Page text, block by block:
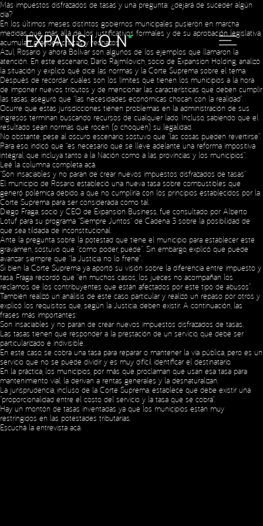
Más impuestos disfrazados de tasas y una pregunta: ¿dejará de suceder algún
día?
En los últimos meses distintos gobiernos municipales pusieron en marcha
medidas que, más allá de los justificativos formales y de su aprobación legislativa,
acumulan grandes críticas y rechazos.
Azul, Rosario y ahora Bolívar son algunos de los ejemplos que llamaron la
atención. En este escenario, Darío Rajmilovich, socio de Expansion Holding, analizó
la situación y explicó qué dice las normas y la Corte Suprema sobre el tema.
Después de recordar cuáles son los límites que tienen los municipios a la hora
de imponer nuevos tributos y de mencionar las características que deben cumplir
las tasas, aseguró que “las necesidades económicas chocan con la realidad”.
Ocurre que estas jurisdicciones tienen problemas en la administración de sus
ingresos terminan buscando recursos de cualquier lado. Incluso, sabiendo que el
resultado sean normas que rocen (o choquen) su legalidad.
No obstante, pese al oscuro escenario, sostuvo que “las cosas pueden revertirse”.
Para eso, indicó que “es necesario que se lleve adelante una reforma impositiva
integral, que incluya tanto a la Nación como a las provincias y los municipios”.
Leé la columna completa acá
“Son insaciables y no paran de crear nuevos impuestos disfrazados de tasas”
El municipio de Rosario estableció una nueva tasa sobre combustibles que
generó polémica debido a que no cumpliría con los principios establecidos por la
Corte Suprema para ser considerada como tal.
Diego Fraga, socio y CEO de Expansion Business, fue consultado por Alberto
Lotuf para su programa “Siempre Juntos” de Cadena 3 sobre la posibilidad de
que sea tildada de inconstitucional.
Ante la pregunta sobre la potestad que tiene el municipio para establecer este
gravamen, sostuvo que “como poder, puede”. Sin embargo, explicó que puede
avanzar siempre que “la Justicia no lo frene”.
Si bien la Corte Suprema ya aportó su visión sobre la diferencia entre impuesto y
tasa, Fraga recordó que “en muchos casos, los jueces no acompañan los
reclamos de los contribuyentes que están afectados por este tipo de abusos”.
También realizó un análisis de este caso particular y realizó un repaso por otros y
explicó los requisitos que, según la Justicia, deben existir. A continuación, las
frases más importantes:
Son insaciables y no paran de crear nuevos impuestos disfrazados de tasas.
Las tasas tienen que responder a la prestación de un servicio, que debe ser
particularizado e indivisible.
En este caso, se cobra una tasa para reparar o mantener la vía pública, pero es un
servicio que no se puede dividir y es muy difícil identificar el destinatario.
En la práctica, los municipios, por más que proclaman que usan esa tasa para
mantenimiento vial, la derivan a rentas generales y la desnaturalizan.
La jurisprudencia, incluso de la Corte Suprema, establece que debe existir una
“proporcionalidad entre el costo del servicio y la tasa que se cobra”.
Hay un montón de tasas inventadas ya que los municipios están muy
restringidos en las potestades tributarias.
Escuchá la entrevista acá
Copyright © 2023 Expansion.Todos los derechos reservados.
Política de Privacidad
Social Media